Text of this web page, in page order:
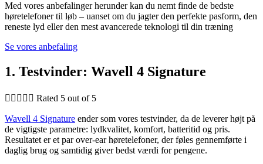
Med vores anbefalinger herunder kan du nemt finde de bedste
høretelefoner til løb – uanset om du jagter den perfekte pasform, den
reneste lyd eller den mest avancerede teknologi til din træning
Se vores anbefaling
1. Testvinder: Wavell 4 Signature
     Rated 5 out of 5
Wavell 4 Signature ender som vores testvinder, da de leverer højt på
de vigtigste parametre: lydkvalitet, komfort, batteritid og pris.
Resultatet er et par over-ear høretelefoner, der føles gennemførte i
daglig brug og samtidig giver bedst værdi for pengene.